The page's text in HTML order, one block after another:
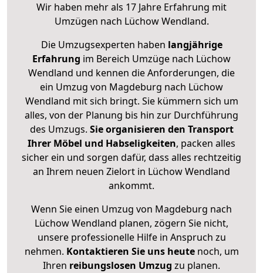
Wir haben mehr als 17 Jahre Erfahrung mit
Umzügen nach Lüchow Wendland.
Die Umzugsexperten haben langjährige
Erfahrung im Bereich Umzüge nach Lüchow
Wendland und kennen die Anforderungen, die
ein Umzug von Magdeburg nach Lüchow
Wendland mit sich bringt. Sie kümmern sich um
alles, von der Planung bis hin zur Durchführung
des Umzugs. Sie organisieren den Transport
Ihrer Möbel und Habseligkeiten, packen alles
sicher ein und sorgen dafür, dass alles rechtzeitig
an Ihrem neuen Zielort in Lüchow Wendland
ankommt.
Wenn Sie einen Umzug von Magdeburg nach
Lüchow Wendland planen, zögern Sie nicht,
unsere professionelle Hilfe in Anspruch zu
nehmen. Kontaktieren Sie uns heutenoch, um
Ihren reibungslosen Umzug zu planen.